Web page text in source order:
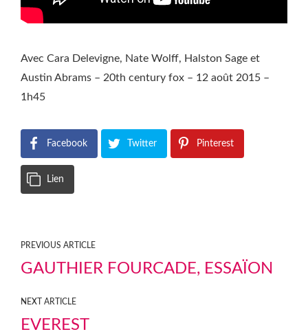
Avec Cara Delevigne, Nate Wolff, Halston Sage et
Austin Abrams – 20th century fox – 12 août 2015 –
1h45
Facebook Twitter Pinterest
Lien
PREVIOUS ARTICLE
GAUTHIER FOURCADE, ESSAÏON
NEXT ARTICLE
EVEREST